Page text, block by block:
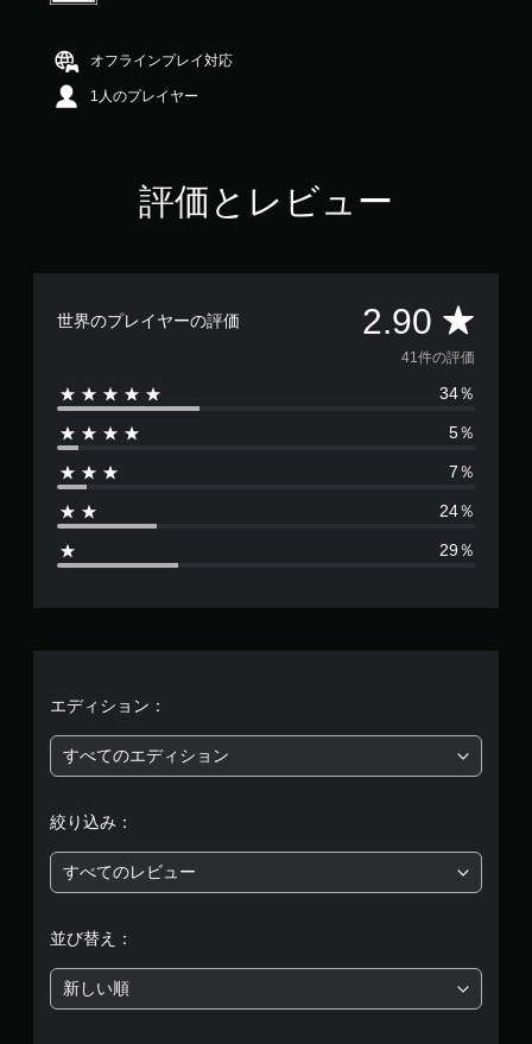
中
2
オフラインプレイ対応
1人のプレイヤー
評価とレビュー
世界のプレイヤーの評価 2.90 評
価
数
は
1
価
5
段
中
の
41件の評価
34％
5％
7％
24％
29％
エディション：
すべてのエディション
絞り込み：
すべてのレビュー
並び替え：
新しい順